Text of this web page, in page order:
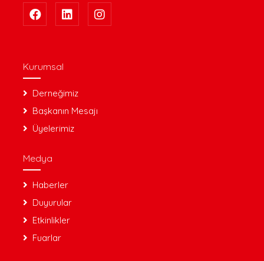
Kurumsal
Derneğimiz
Başkanın Mesajı
Üyelerimiz
Medya
Haberler
Duyurular
Etkinlikler
Fuarlar